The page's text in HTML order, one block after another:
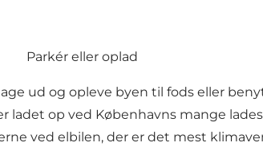
Parkér eller oplad
ud og opleve byen til fods eller
ladet op ved Københavns mange
ved elbilen, der er det mest